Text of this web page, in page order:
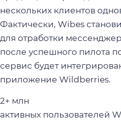
нескольких клиентов
Фактически, Wibes
для отработки
после успешного пилота
сервис будет
приложение Wildberries.
2+ млн
активных пользователей